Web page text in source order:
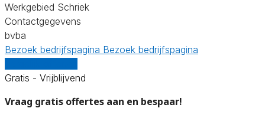
Werkgebied Schriek
Contactgegevens
bvba
Bezoek bedrijfspagina Bezoek bedrijfspagina
Gratis - Vrijblijvend
Vraag gratis offertes aan en bespaar!